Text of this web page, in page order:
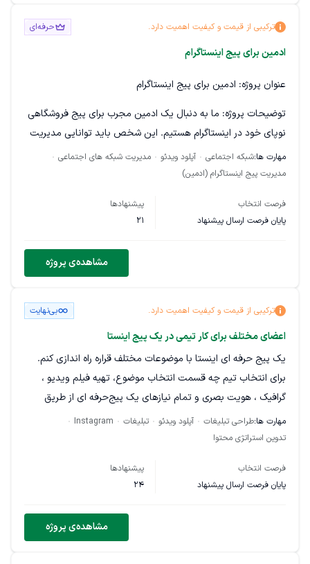
در صورت تمایل، لطفاً نمونه‌کارهای ویدیو و کپشن‌های قبلی خود را
ترکیبی از قیمت و کیفیت اهمیت دارد. حرفه‌ای
ادمین برای پیج اینستاگرام
عنوان پروژه: ادمین برای پیج اینستاگرام
توضیحات پروژه: ما به دنبال یک ادمین مجرب برای پیج فروشگاهی
نوپای خود در اینستاگرام هستیم. این شخص باید توانایی مدیریت
و افزایش تعاملات پیج را داشته باشد و با الگوریتم‌ها و روش‌های
اکسپلور آشنایی کامل داشته باشد.
ویژگی‌های مورد نظر:
مهارت در مدیریت پیج اینستاگرام و شناخت عمیق از روندها
توانایی تولید محتوا خلاقانه و جذاب (تولید محتوا با ما
امکان افزایش فالوورها و تعاملات در پیج
قابلیت کار به صورت دورکار و پاره‌وقت
شرایط همکاری:دستمزد به صورت منعطف و با توجه به توانایی‌ها و
عملکرد ادمین تعیین خواهد شد. علاقه‌مندان به همکاری می‌توانند
رزومه و نمونه کارهای خود را ارائه دهند.
اگر شما فردی هستید که بتوانید به رشد و موفقیت این پیج کمک
کنید، منتظر دریافت درخواست‌های شما هستیم.
مهارت ها:شبکه اجتماعی آپلود ویدئو
مدیریت شبکه های اجتماعی
مدیریت پیج اینستاگرام (ادمین)
فرصت انتخاب
پایان فرصت ارسال پیشنهاد
پیشنهادها
21
مشاهده‌ی پروژه
ترکیبی از قیمت و کیفیت اهمیت دارد. بی‌نهایت
اعضای مختلف برای کار تیمی در یک پیج اینستا
یک پیج حرفه ای اینستا با موضوعات مختلف قراره راه اندازی کنم.
برای انتخاب تیم چه قسمت انتخاب موضوع، تهیه فیلم ویدیو ،
گرافیک ، هویت بصری و تمام نیازهای یک پیج‌حرفه ای از طریق
مصاحبه به همکاری دعوت میشن . نیروهای جوان خلاق و با انگیزه
و مایل به کار گروهی درخواست همکاری بدید . هر فرد در زمینه
برای اجرا لازم
مهارت ها:طراحی تبلیغات آپلود ویدئو تبلیغات
Instagram
تدوین استراتژی محتوا
فرصت انتخاب
پایان فرصت ارسال پیشنهاد
پیشنهادها
24
مشاهده‌ی پروژه